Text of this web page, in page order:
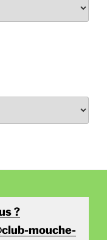
?
mouche-